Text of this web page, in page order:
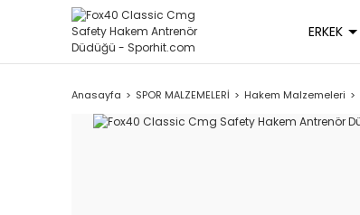
ERKEK
Anasayfa SPOR MALZEMELERİ Hakem Malzemeleri